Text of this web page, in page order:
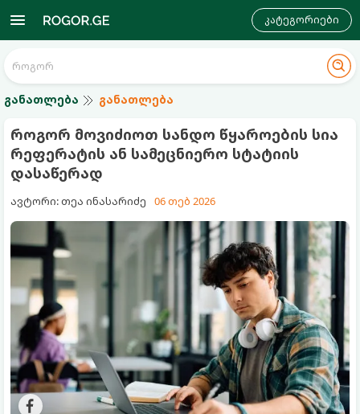
კატეგორიები
განათლება განათლება
როგორ მოვიძიოთ სანდო წყაროების სია
რეფერატის ან სამეცნიერო სტატიის
დასაწერად
ავტორი: თეა ინასარიძე 06 თებ 2026